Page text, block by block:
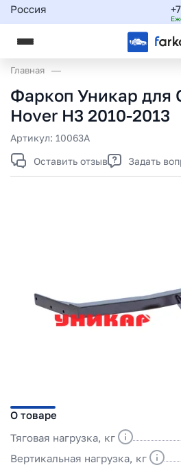
Россия
Главная
Фаркоп Уникар для
Hover H3 2010-2013
Артикул: 10063A
Оставить отзыв
Задать
О товаре
Тяговая нагрузка, кг
Вертикальная нагрузка, кг